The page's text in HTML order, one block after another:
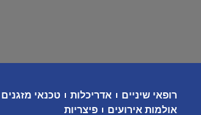
רופאי שיניים אדריכלות טכנאי מזגנים
אולמות אירועים
פיצריות